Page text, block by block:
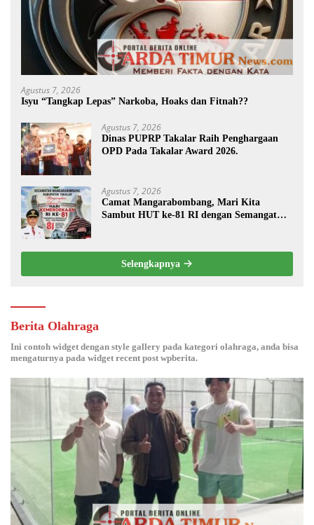
Agustus 7, 2026
Isyu “Tangkap Lepas” Narkoba, Hoaks dan Fitnah??
Agustus 7, 2026
Dinas PUPRP Takalar Raih Penghargaan
OPD Pada Takalar Award 2026.
Agustus 7, 2026
Camat Mangarabombang, Mari Kita
Sambut HUT ke-81 RI dengan Semangat
Selengkapnya
Berita Olahraga
Ini contoh widget dengan style gallery pada kategori olahraga, anda bisa
mengaturnya pada widget recent post wpberita.